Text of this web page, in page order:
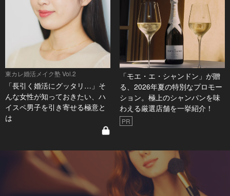
東カレ婚活メイク塾 Vol.2
「長引く婚活にグッタリ…」そ
んな女性が知っておきたい、ハ
イスペ男子を引き寄せる極意と
は
「モエ・エ・シャンドン」が贈
る、2026年夏の特別なプロモー
ション。極上のシャンパンを味
わえる厳選店舗を一挙紹介！
PR